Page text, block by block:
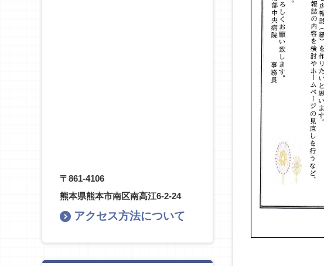
〒861-4106
熊本県熊本市南区南高江6-2-24
アクセス方法について